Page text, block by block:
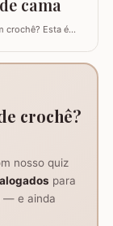
cama
crochê? Esta é
dedicação. Um
é…
crochê?
nosso quiz
para
— e ainda